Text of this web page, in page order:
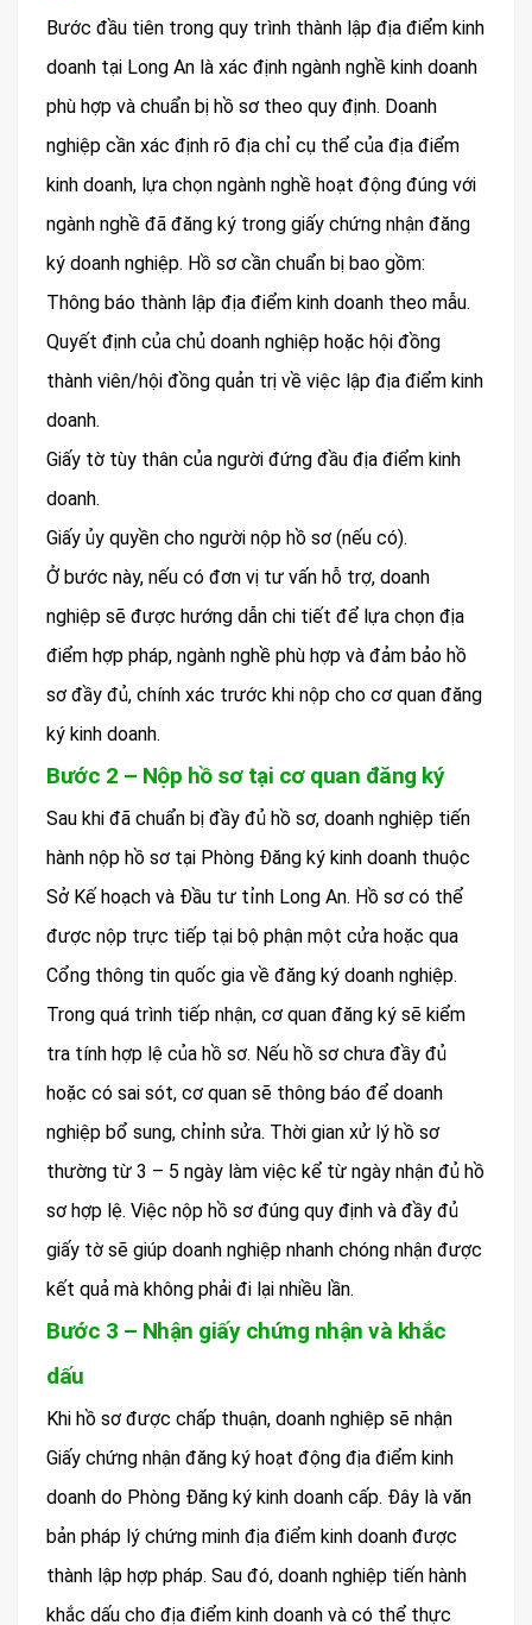
Bước đầu tiên trong quy trình thành lập địa điểm kinh
doanh tại Long An là xác định ngành nghề kinh doanh
phù hợp và chuẩn bị hồ sơ theo quy định. Doanh
nghiệp cần xác định rõ địa chỉ cụ thể của địa điểm
kinh doanh, lựa chọn ngành nghề hoạt động đúng với
ngành nghề đã đăng ký trong giấy chứng nhận đăng
ký doanh nghiệp. Hồ sơ cần chuẩn bị bao gồm:
Thông báo thành lập địa điểm kinh doanh theo mẫu.
Quyết định của chủ doanh nghiệp hoặc hội đồng
thành viên/hội đồng quản trị về việc lập địa điểm kinh
doanh.
Giấy tờ tùy thân của người đứng đầu địa điểm kinh
doanh.
Giấy ủy quyền cho người nộp hồ sơ (nếu có).
Ở bước này, nếu có đơn vị tư vấn hỗ trợ, doanh
nghiệp sẽ được hướng dẫn chi tiết để lựa chọn địa
điểm hợp pháp, ngành nghề phù hợp và đảm bảo hồ
sơ đầy đủ, chính xác trước khi nộp cho cơ quan đăng
ký kinh doanh.
Bước 2 – Nộp hồ sơ tại cơ quan đăng ký
Sau khi đã chuẩn bị đầy đủ hồ sơ, doanh nghiệp tiến
hành nộp hồ sơ tại Phòng Đăng ký kinh doanh thuộc
Sở Kế hoạch và Đầu tư tỉnh Long An. Hồ sơ có thể
được nộp trực tiếp tại bộ phận một cửa hoặc qua
Cổng thông tin quốc gia về đăng ký doanh nghiệp.
Trong quá trình tiếp nhận, cơ quan đăng ký sẽ kiểm
tra tính hợp lệ của hồ sơ. Nếu hồ sơ chưa đầy đủ
hoặc có sai sót, cơ quan sẽ thông báo để doanh
nghiệp bổ sung, chỉnh sửa. Thời gian xử lý hồ sơ
thường từ 3 – 5 ngày làm việc kể từ ngày nhận đủ hồ
sơ hợp lệ. Việc nộp hồ sơ đúng quy định và đầy đủ
giấy tờ sẽ giúp doanh nghiệp nhanh chóng nhận được
kết quả mà không phải đi lại nhiều lần.
Bước 3 – Nhận giấy chứng nhận và khắc
dấu
Khi hồ sơ được chấp thuận, doanh nghiệp sẽ nhận
Giấy chứng nhận đăng ký hoạt động địa điểm kinh
doanh do Phòng Đăng ký kinh doanh cấp. Đây là văn
bản pháp lý chứng minh địa điểm kinh doanh được
thành lập hợp pháp. Sau đó, doanh nghiệp tiến hành
khắc dấu cho địa điểm kinh doanh và có thể thực